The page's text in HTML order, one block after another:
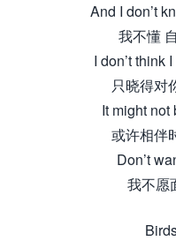
And I don’t
我不懂
I don’t think
只晓得对
It might not
或许相伴
Don’t
我不愿